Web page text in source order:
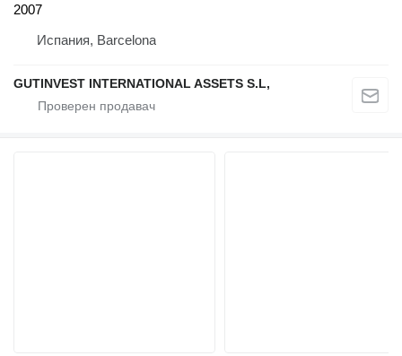
2007
Испания, Barcelona
GUTINVEST INTERNATIONAL ASSETS S.L,